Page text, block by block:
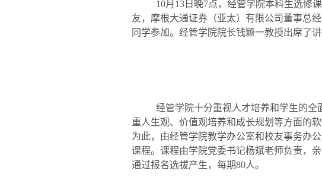
10月 13 日 晚7点，经管学院本科生选修
友， 摩根大通证券（亚太）有限公司董事总
同学参加。经管学院院长钱颖一教授出席了讲
经管学院十分重视人才培养和学生的
重人生观、价值观培养和成长规划等方面的
为此，由经管学院教学办公室和校友事务办
课程。课程由学院党委书记杨斌老师负责，
通过报名选拔产生，每期80人。